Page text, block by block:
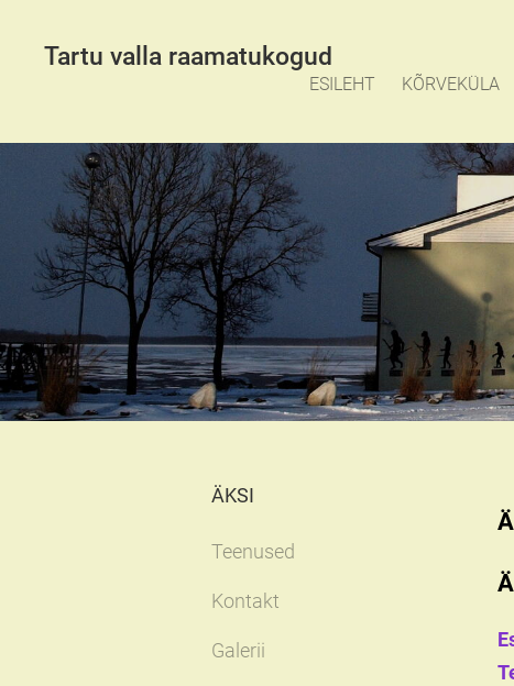
Tartu valla raamatukogud
ESILEHT KÕRVEKÜLA
ÄKSI
Teenused
Kontakt
Galerii